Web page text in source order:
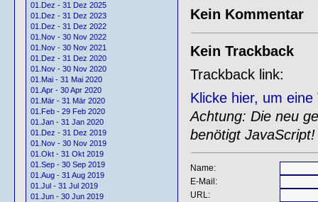
01.Dez - 31 Dez 2025
01.Dez - 31 Dez 2023
01.Dez - 31 Dez 2022
01.Nov - 30 Nov 2022
01.Nov - 30 Nov 2021
01.Dez - 31 Dez 2020
01.Nov - 30 Nov 2020
01.Mai - 31 Mai 2020
01.Apr - 30 Apr 2020
01.Mär - 31 Mär 2020
01.Feb - 29 Feb 2020
01.Jan - 31 Jan 2020
01.Dez - 31 Dez 2019
01.Nov - 30 Nov 2019
01.Okt - 31 Okt 2019
01.Sep - 30 Sep 2019
01.Aug - 31 Aug 2019
01.Jul - 31 Jul 2019
01.Jun - 30 Jun 2019
Kein Kommentar
Kein Trackback
Trackback link:
Klicke hier, um
Achtung: Die neu
benötigt JavaScript!
Name:
E-Mail:
URL: